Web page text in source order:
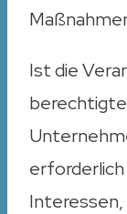
Ist die
erforderlich